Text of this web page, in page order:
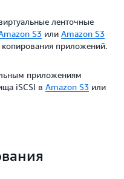
ленточные
S3 или Amazon S3
приложений.
приложениям
iSCSI в Amazon S3 или